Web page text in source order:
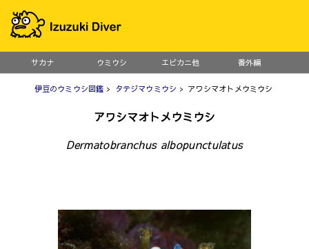
サカナ ウミウシ エビカニ他 番外編
伊豆のウミウシ図鑑 > タテジマウミウシ > アワシマオトメウミウシ
アワシマオトメウミウシ
Dermatobranchus albopunctulatus